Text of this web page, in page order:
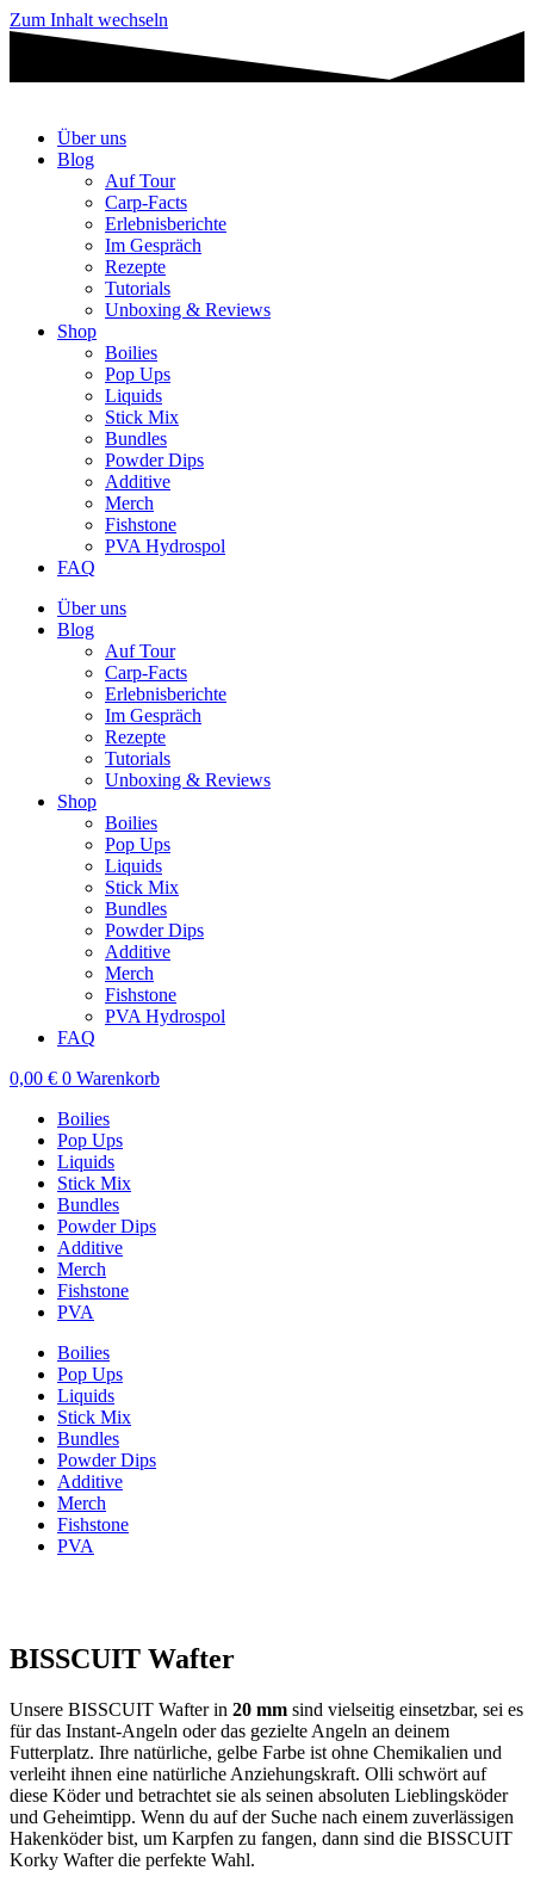
Zum Inhalt wechseln
Über uns
Blog
Auf Tour
Carp-Facts
Erlebnisberichte
Im Gespräch
Rezepte
Tutorials
Unboxing & Reviews
Shop
Boilies
Pop Ups
Liquids
Stick Mix
Bundles
Powder Dips
Additive
Merch
Fishstone
PVA Hydrospol
FAQ
Über uns
Blog
Auf Tour
Carp-Facts
Erlebnisberichte
Im Gespräch
Rezepte
Tutorials
Unboxing & Reviews
Shop
Boilies
Pop Ups
Liquids
Stick Mix
Bundles
Powder Dips
Additive
Merch
Fishstone
PVA Hydrospol
FAQ
0,00 € 0 Warenkorb
Boilies
Pop Ups
Liquids
Stick Mix
Bundles
Powder Dips
Additive
Merch
Fishstone
PVA
Boilies
Pop Ups
Liquids
Stick Mix
Bundles
Powder Dips
Additive
Merch
Fishstone
PVA
BISSCUIT Wafter
Unsere BISSCUIT Wafter in 20 mm sind vielseitig einsetzbar, sei es
für das Instant-Angeln oder das gezielte Angeln an deinem
Futterplatz. Ihre natürliche, gelbe Farbe ist ohne Chemikalien und
verleiht ihnen eine natürliche Anziehungskraft. Olli schwört auf
diese Köder und betrachtet sie als seinen absoluten Lieblingsköder
und Geheimtipp. Wenn du auf der Suche nach einem zuverlässigen
Hakenköder bist, um Karpfen zu fangen, dann sind die BISSCUIT
Korky Wafter die perfekte Wahl.